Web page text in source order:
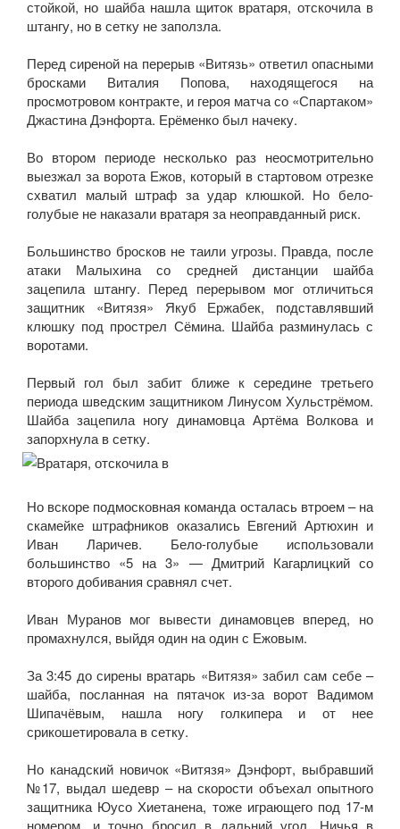
стойкой, но шайба нашла щиток вратаря, отскочила в
штангу, но в сетку не заползла.
Перед сиреной на перерыв «Витязь» ответил опасными
бросками Виталия Попова, находящегося на
просмотровом контракте, и героя матча со «Спартаком»
Джастина Дэнфорта. Ерёменко был начеку.
Во втором периоде несколько раз неосмотрительно
выезжал за ворота Ежов, который в стартовом отрезке
схватил малый штраф за удар клюшкой. Но бело-
голубые не наказали вратаря за неоправданный риск.
Большинство бросков не таили угрозы. Правда, после
атаки Малыхина со средней дистанции шайба
зацепила штангу. Перед перерывом мог отличиться
защитник «Витязя» Якуб Ержабек, подставлявший
клюшку под прострел Сёмина. Шайба разминулась с
воротами.
Первый гол был забит ближе к середине третьего
периода шведским защитником Линусом Хульстрёмом.
Шайба зацепила ногу динамовца Артёма Волкова и
запорхнула в сетку.
Но вскоре подмосковная команда осталась втроем – на
скамейке штрафников оказались Евгений Артюхин и
Иван Ларичев. Бело-голубые использовали
большинство «5 на 3» — Дмитрий Кагарлицкий со
второго добивания сравнял счет.
Иван Муранов мог вывести динамовцев вперед, но
промахнулся, выйдя один на один с Ежовым.
За 3:45 до сирены вратарь «Витязя» забил сам себе –
шайба, посланная на пятачок из-за ворот Вадимом
Шипачёвым, нашла ногу голкипера и от нее
срикошетировала в сетку.
Но канадский новичок «Витязя» Дэнфорт, выбравший
№17, выдал шедевр – на скорости объехал опытного
защитника Юусо Хиетанена, тоже играющего под 17-м